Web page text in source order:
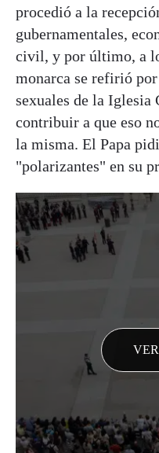
procedió a la
gubernamentales,
civil, y por último, a
monarca se refirió
sexuales de la Iglesia
contribuir a que eso
la misma. El Papa
"polarizantes" en su